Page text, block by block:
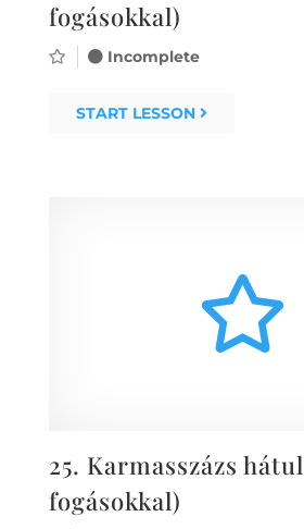
fogásokkal)
Incomplete
START LESSON
25. Karmasszázs
fogásokkal)